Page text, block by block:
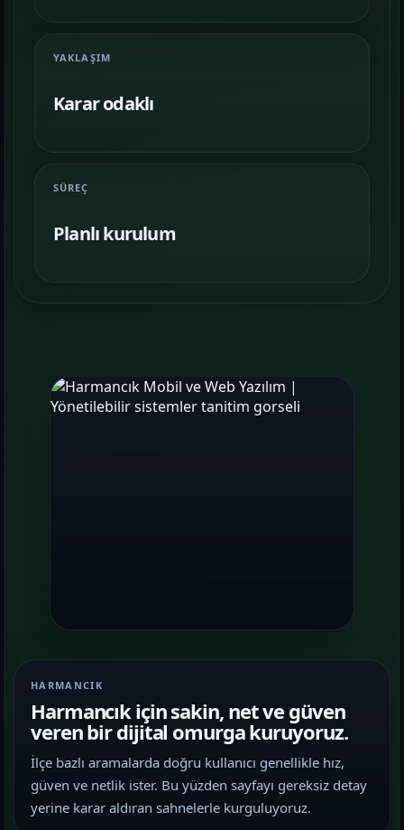
kurulduğunu inceleyin.
YAKLAŞIM
Karar odaklı
SÜREÇ
Planlı kurulum
HARMANCIK
Harmancık için sakin, net ve güven
veren bir dijital omurga kuruyoruz.
İlçe bazlı aramalarda doğru kullanıcı genellikle hız,
güven ve netlik ister. Bu yüzden sayfayı gereksiz detay
yerine karar aldıran sahnelerle kurguluyoruz.